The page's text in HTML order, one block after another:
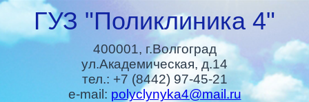
ГУЗ "Поликлиника 4"
400001, г.Волгоград
ул.Академическая, д.14
тел.: +7 (8442) 97-45-21
e-mail: polyclynyka4@mail.ru